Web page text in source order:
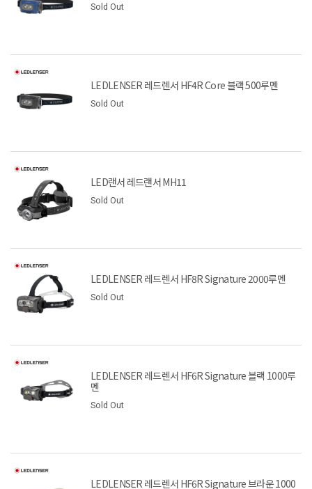
Sold Out
LEDLENSER 레드렌서 HF4R Core 블랙 500루멘
Sold Out
LED랜서 레드랜서 MH11
Sold Out
LEDLENSER 레드렌서 HF8R Signature 2000루멘
Sold Out
LEDLENSER 레드렌서 HF6R Signature 블랙 1000루
멘
Sold Out
LEDLENSER 레드렌서 HF6R Signature 브라운 1000